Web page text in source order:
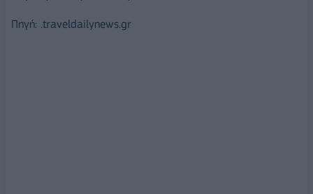
Πηγή: .traveldailynews.gr